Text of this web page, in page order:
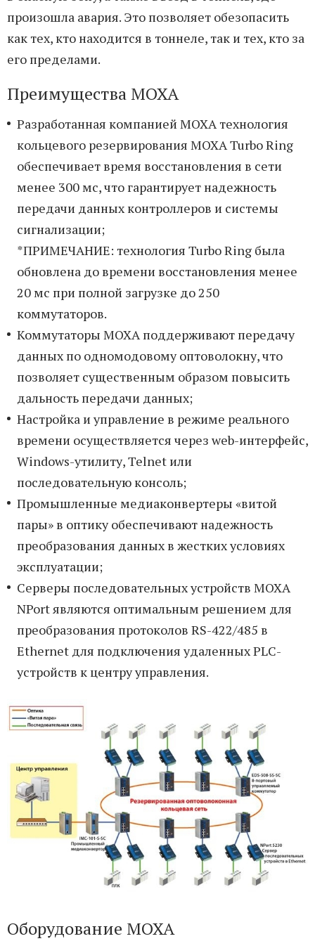
произошла авария. Это позволяет обезопасить
как тех, кто находится в тоннеле, так и тех, кто за
его пределами.
Преимущества MOXA
Разработанная компанией MOXA технология
кольцевого резервирования MOXA Turbo Ring
обеспечивает время восстановления в сети
менее 300 мс, что гарантирует надежность
передачи данных контроллеров и системы
сигнализации;
*ПРИМЕЧАНИЕ: технология Turbo Ring была
обновлена до времени восстановления менее
20 мс при полной загрузке до 250
коммутаторов.
Коммутаторы MOXA поддерживают передачу
данных по одномодовому оптоволокну, что
позволяет существенным образом повысить
дальность передачи данных;
Настройка и управление в режиме реального
времени осуществляется через web-интерфейс,
Windows-утилиту, Telnet или
последовательную консоль;
Промышленные медиаконвертеры «витой
пары» в оптику обеспечивают надежность
преобразования данных в жестких условиях
эксплуатации;
Серверы последовательных устройств MOXA
NPort являются оптимальным решением для
преобразования протоколов RS-422/485 в
Ethernet для подключения удаленных PLC-
устройств к центру управления.
Оборудование MOXA